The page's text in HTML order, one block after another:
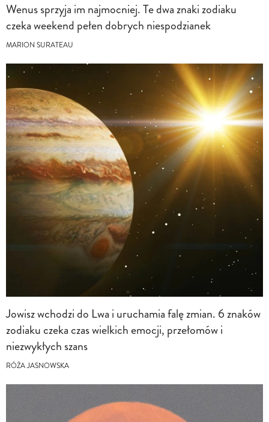
Wenus sprzyja im najmocniej. Te dwa znaki zodiaku
czeka weekend pełen dobrych niespodzianek
MARION SURATEAU
Jowisz wchodzi do Lwa i uruchamia falę zmian. 6 znaków
zodiaku czeka czas wielkich emocji, przełomów i
niezwykłych szans
RÓŻA JASNOWSKA